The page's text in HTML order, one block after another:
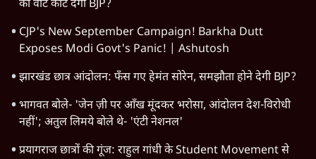
का वोट काट देगी BJP?
CJP's New September Campaign! Barkha Dutt
Exposes Modi Govt's Panic! | Ashutosh
झारखंड छात्र आंदोलन: फँस गए हेमंत सोरेन, समझौता होने देगी BJP?
भागवत बोले- 'जेन ज़ी पर आँख मूंदकर भरोसा, आंदोलन देश-विरोधी
नहीं'; अतुल लिमये बोले थे- 'एंटी नेशनल'
प्रयागराज छात्रों की गूंज: राहुल गांधी के Student Movement से